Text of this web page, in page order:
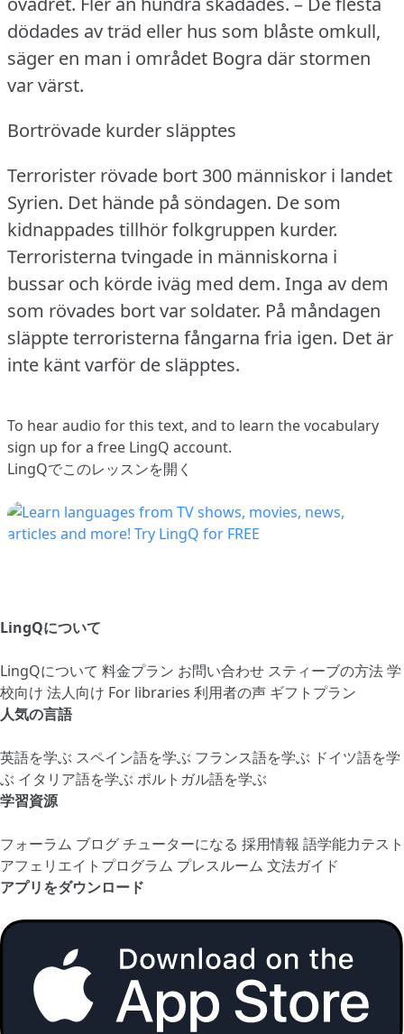
dödades av träd eller hus som blåste omkull,
säger en man i området Bogra där stormen
var värst.
Bortrövade kurder släpptes
Terrorister rövade bort 300 människor i landet
Syrien. Det hände på söndagen. De som
kidnappades tillhör folkgruppen kurder.
Terroristerna tvingade in människorna i
bussar och körde iväg med dem. Inga av dem
som rövades bort var soldater. På måndagen
släppte terroristerna fångarna fria igen. Det är
inte känt varför de släpptes.
To hear audio for this text, and to learn the vocabulary
sign up for a free LingQ account.
LingQでこのレッスンを開く
LingQについて
LingQについて 料金プラン お問い合わせ スティーブの方法学
校向け 法人向け For libraries 利用者の声 ギフトプラン
人気の言語
英語を学ぶ スペイン語を学ぶ フランス語を学ぶ ドイツ語を学
ぶ イタリア語を学ぶ ポルトガル語を学ぶ
学習資源
フォーラム ブログチューターになる 採用情報 語学能力テスト
アフェリエイトプログラム プレスルーム 文法ガイド
アプリをダウンロード